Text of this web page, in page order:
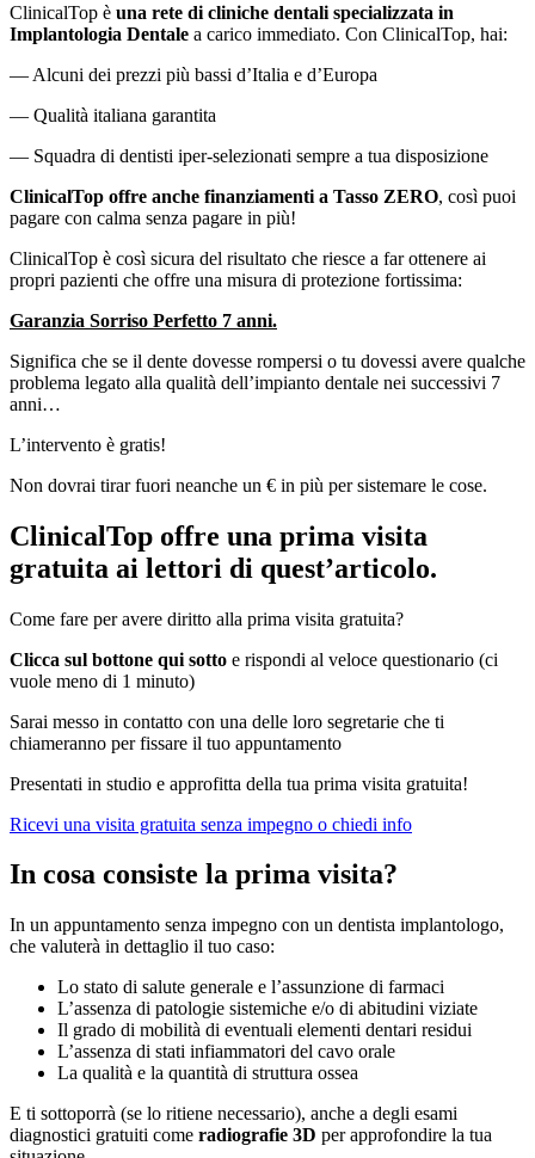
ClinicalTop è una rete di cliniche dentali specializzata in
Implantologia Dentale a carico immediato. Con ClinicalTop, hai:
— Alcuni dei prezzi più bassi d’Italia e d’Europa
— Qualità italiana garantita
— Squadra di dentisti iper-selezionati sempre a tua disposizione
ClinicalTop offre anche finanziamenti a Tasso ZERO, così puoi
pagare con calma senza pagare in più!
ClinicalTop è così sicura del risultato che riesce a far ottenere ai
propri pazienti che offre una misura di protezione fortissima:
Garanzia Sorriso Perfetto 7 anni.
Significa che se il dente dovesse rompersi o tu dovessi avere qualche
problema legato alla qualità dell’impianto dentale nei successivi 7
anni…
L’intervento è gratis!
Non dovrai tirar fuori neanche un € in più per sistemare le cose.
ClinicalTop offre una prima visita
gratuita ai lettori di quest’articolo.
Come fare per avere diritto alla prima visita gratuita?
Clicca sul bottone qui sotto e rispondi al veloce questionario (ci
vuole meno di 1 minuto)
Sarai messo in contatto con una delle loro segretarie che ti
chiameranno per fissare il tuo appuntamento
Presentati in studio e approfitta della tua prima visita gratuita!
Ricevi una visita gratuita senza impegno o chiedi info
In cosa consiste la prima visita?
In un appuntamento senza impegno con un dentista implantologo,
che valuterà in dettaglio il tuo caso:
Lo stato di salute generale e l’assunzione di farmaci
L’assenza di patologie sistemiche e/o di abitudini viziate
Il grado di mobilità di eventuali elementi dentari residui
L’assenza di stati infiammatori del cavo orale
La qualità e la quantità di struttura ossea
E ti sottoporrà (se lo ritiene necessario), anche a degli esami
diagnostici gratuiti come radiografie 3D per approfondire la tua